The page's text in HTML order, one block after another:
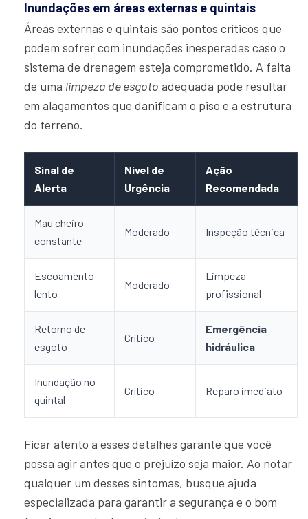
Inundações em áreas externas e quintais
Áreas externas e quintais são pontos críticos que
podem sofrer com inundações inesperadas caso o
sistema de drenagem esteja comprometido. A falta
de uma limpeza de esgoto adequada pode resultar
em alagamentos que danificam o piso e a estrutura
do terreno.
Sinal de
Alerta
Nível de
Urgência
Ação
Recomendada
Mau cheiro
constante
Moderado Inspeção técnica
Escoamento
lento
Moderado
Limpeza
profissional
Retorno de
esgoto
Crítico
Emergência
hidráulica
Inundação no
quintal
Crítico Reparo imediato
Ficar atento a esses detalhes garante que você
possa agir antes que o prejuízo seja maior. Ao notar
qualquer um desses sintomas, busque ajuda
especializada para garantir a segurança e o bom